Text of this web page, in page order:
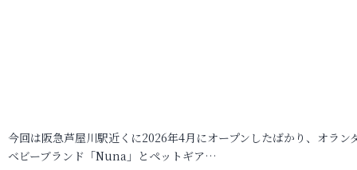
今回は阪急芦屋川駅近くに2026年4月にオープンしたばかり、オラン
ベビーブランド「Nuna」とペットギア…